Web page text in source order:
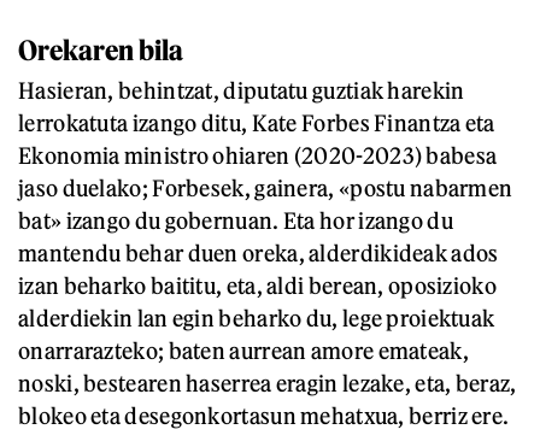
Orekaren bila
Hasieran, behintzat, diputatu guztiak harekin
lerrokatuta izango ditu, Kate Forbes Finantza eta
Ekonomia ministro ohiaren (2020-2023) babesa
jaso duelako; Forbesek, gainera, «postu nabarmen
bat» izango du gobernuan. Eta hor izango du
mantendu behar duen oreka, alderdikideak ados
izan beharko baititu, eta, aldi berean, oposizioko
alderdiekin lan egin beharko du, lege proiektuak
onarrarazteko; baten aurrean amore emateak,
noski, bestearen haserrea eragin lezake, eta, beraz,
blokeo eta desegonkortasun mehatxua, berriz ere.